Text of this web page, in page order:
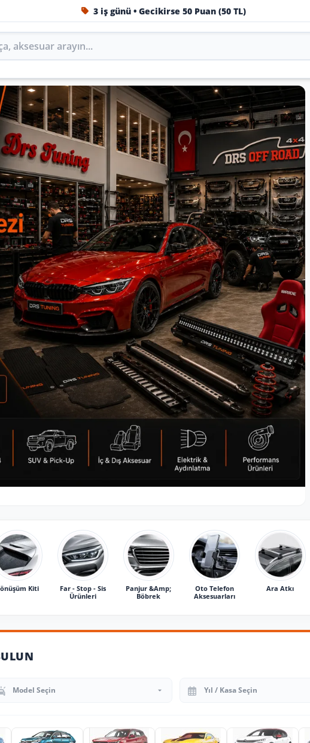
1984'ten beri Türkiye’nin en büyük oto aksesuar ve tuning
ürünlerini DRS Tuning’de marka, model ve yıla göre keşfedin.
Kiti
Far - Stop - Sis
Ürünleri
Panjur &Amp;
Böbrek
Oto Telefon
Aksesuarları
Ara Atkı
Seçin Yıl Seçin